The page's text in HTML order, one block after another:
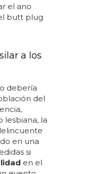
tanto por
... su
que lo
vladimir
¿a que
un
el ano